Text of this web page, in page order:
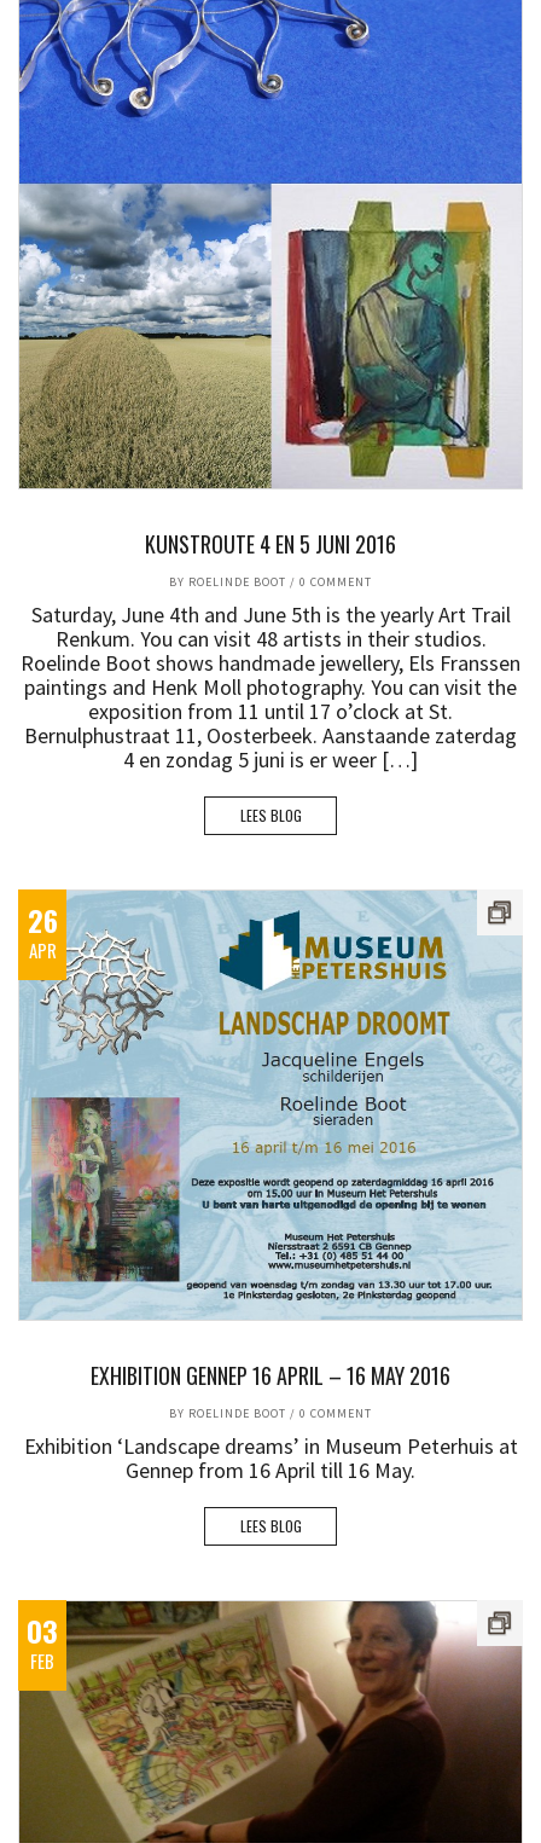
KUNSTROUTE 4 EN 5 JUNI 2016
BY ROELINDE BOOT / 0 COMMENT
Saturday, June 4th and June 5th is the yearly Art Trail
Renkum. You can visit 48 artists in their studios.
Roelinde Boot shows handmade jewellery, Els Franssen
paintings and Henk Moll photography. You can visit the
exposition from 11 until 17 o’clock at St.
Bernulphustraat 11, Oosterbeek. Aanstaande zaterdag
4 en zondag 5 juni is er weer […]
LEES BLOG
26
APR
EXHIBITION GENNEP 16 APRIL – 16 MAY 2016
BY ROELINDE BOOT / 0 COMMENT
Exhibition ‘Landscape dreams’ in Museum Peterhuis at
Gennep from 16 April till 16 May.
LEES BLOG
03
FEB